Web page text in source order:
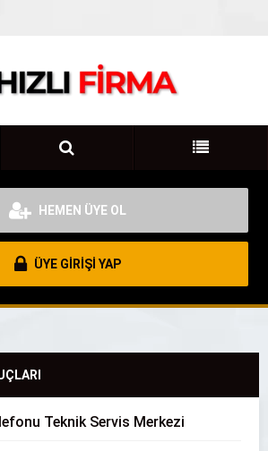
HEMEN ÜYE OL
ÜYE GİRİŞİ YAP
Teknik Servis Merkezi